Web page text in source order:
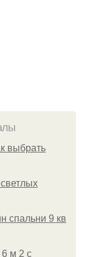
выбрать
спальни 9 кв
6 м 2 с